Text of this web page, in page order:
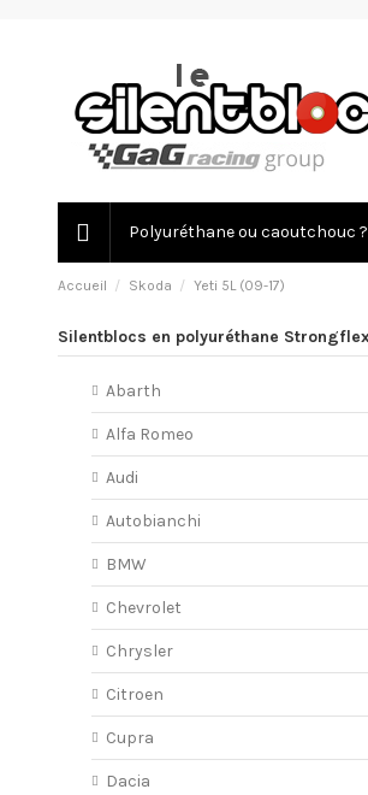
Polyuréthane ou caoutchouc ?
Accueil Skoda Yeti 5L (09-17)
Abarth
Alfa Romeo
Audi
Autobianchi
BMW
Chevrolet
Chrysler
Citroen
Cupra
Dacia